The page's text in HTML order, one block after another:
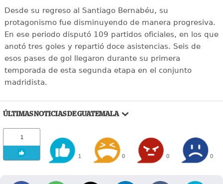
Desde su regreso al Santiago Bernabéu, su
protagonismo fue disminuyendo de manera progresiva.
En ese periodo disputó 109 partidos oficiales, en los que
anotó tres goles y repartió doce asistencias. Seis de
esos pases de gol llegaron durante su primera
temporada de esta segunda etapa en el conjunto
madridista.
ÚLTIMAS NOTICIAS DE GUATEMALA
1
1 0 0 0